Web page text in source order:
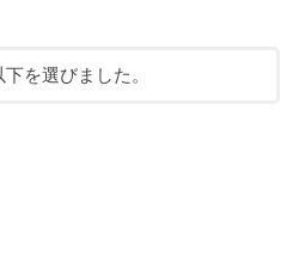
を選びました。